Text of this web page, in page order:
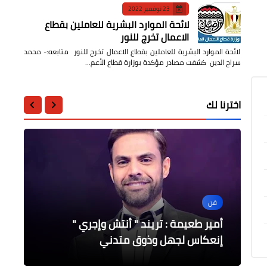
23 نوفمبر 2022
لائحة الموارد البشرية للعاملين بقطاع
الاعمال تخرج للنور
لائحة الموارد البشرية للعاملين بقطاع الاعمال تخرج للنور متابعه:- محمد
سراج الدين كشفت مصادر مؤكدة بوزارة قطاع الأعم…
اخترنا لك
فن
أمير طعيمة : تريند " أنتش وإجري "
إنعكاس لجهل وذوق متدني
الرياضة
كولر يطلب إيقاف مفاوضات التعاقد مع
البرازيلي مارسينيو
جامعات
فاعليات المؤتمر السنوي العشرين لقسم
طب وجراحة العيون بالمنوفية
محافظات
المهرجان الرياضي لشباب الجيزة أحتفالاً
بأعياد أكتوبر المجيد
الرياضة
بصعوبة الترجي يحجز مكانه في التصف
النهائي